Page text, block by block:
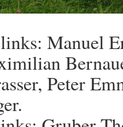
Manuel
Peter